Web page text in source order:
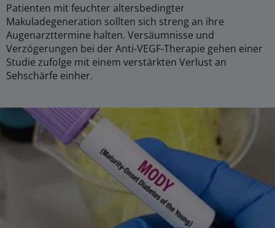
Patienten mit feuchter altersbedingter
Makuladegeneration sollten sich streng an ihre
Augenarzttermine halten. Versäumnisse und
Verzögerungen bei der Anti-VEGF-Therapie gehen einer
Studie zufolge mit einem verstärkten Verlust an
Sehschärfe einher.